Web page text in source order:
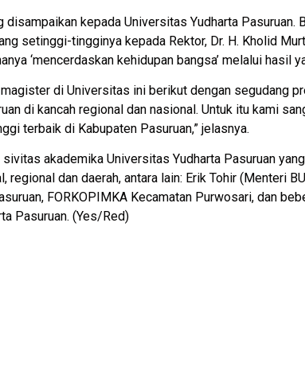
kepada Universitas Yudharta Pasuruan.
setinggi-tingginya kepada Rektor, Dr. H. Kholid
‘mencerdaskan kehidupan bangsa’ melalui hasil
di Universitas ini berikut dengan segudang
di kancah regional dan nasional. Untuk itu kami
terbaik di Kabupaten Pasuruan,” jelasnya.
akademika Universitas Yudharta Pasuruan
dan daerah, antara lain: Erik Tohir (Menteri
FORKOPIMKA Kecamatan Purwosari, dan
Pasuruan. (Yes/Red)